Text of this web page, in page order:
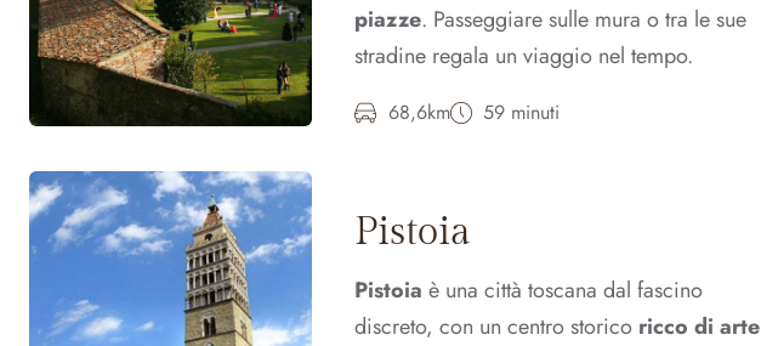
piazze. Passeggiare sulle mura o tra le sue
stradine regala un viaggio nel tempo.
68,6km 59 minuti
Pistoia
Pistoia è una città toscana dal fascino
discreto, con un centro storico ricco di arte